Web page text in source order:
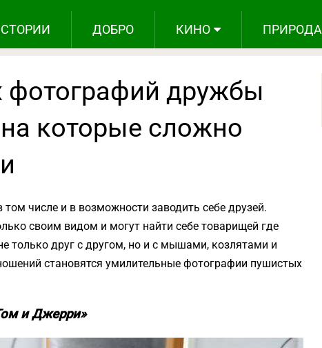
ДОБРО КИНО ПРИРОДА
фотографий дружбы
которые сложно
числе и в возможности заводить себе друзей.
своим видом и могут найти себе товарищей где
только друг с другом, но и с мышами, козлятами и
становятся умилительные фотографии пушистых
и Джерри»